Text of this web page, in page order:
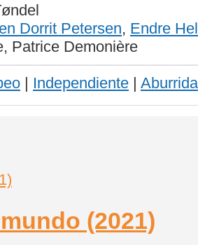
Dorrit Petersen, Endre
Patrice Demonière
| Independiente | Aburrida
(2021)